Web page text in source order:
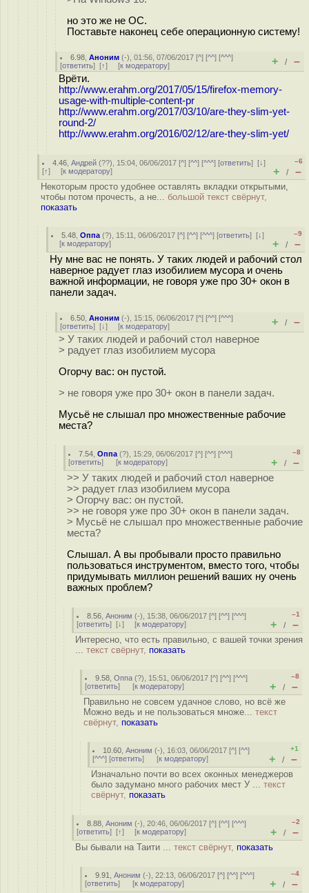
но это же не ОС.
Поставьте наконец себе операционную систему!
6.98 ,Аноним (-), 01:56, 07/06/2017 [^] [^^] [^^^]
[ответить] [↑] [к модератору] + / –
Врёти.
http://www.erahm.org/2017/05/15/firefox-memory-
usage-with-multiple-content-pr
http://www.erahm.org/2017/03/10/are-they-slim-yet-
round-2/
http://www.erahm.org/2016/02/12/are-they-slim-yet/
4.46 ,Андрей (??), 15:04, 06/06/2017 [^] [^^] [^^^] [ответить][↓]
[↑] [к модератору]
–6
+ / –
Некоторым просто удобнее оставлять вкладки открытыми,
чтобы потом прочесть, а не... большой текст свёрнут,
показать
5.48 ,Оппа (?), 15:11, 06/06/2017 [^] [^^] [^^^] [ответить][↓]
[к модератору]
–9
+ / –
Ну мне вас не понять. У таких людей и рабочий стол
наверное радует глаз изобилием мусора и очень
важной информации, не говоря уже про 30+ окон в
панели задач.
6.50 ,Аноним (-), 15:15, 06/06/2017 [^] [^^] [^^^]
[ответить] [↓] [к модератору] + / –
> У таких людей и рабочий стол наверное
> радует глаз изобилием мусора
Огорчу вас: он пустой.
> не говоря уже про 30+ окон в панели задач.
Мусьё не слышал про множественные рабочие
места?
7.54 ,Оппа (?), 15:29, 06/06/2017 [^] [^^] [^^^]
[ответить] [к модератору]
–8
+ / –
>> У таких людей и рабочий стол наверное
>> радует глаз изобилием мусора
> Огорчу вас: он пустой.
>> не говоря уже про 30+ окон в панели задач.
> Мусьё не слышал про множественные рабочие
места?
Слышал. А вы пробывали просто правильно
пользоваться инструментом, вместо того, чтобы
придумывать миллион решений ваших ну очень
важных проблем?
8.56 ,Аноним (-), 15:38, 06/06/2017 [^] [^^] [^^^]
[ответить] [↓] [к модератору]
–1
+ / –
Интересно, что есть правильно, с вашей точки зрения
... текст свёрнут, показать
9.58 ,Оппа (?), 15:51, 06/06/2017 [^] [^^] [^^^]
[ответить] [к модератору]
–8
+ / –
Правильно не совсем удачное слово, но всё же
Можно ведь и не пользоваться множе... текст
свёрнут, показать
10.60 ,Аноним (-), 16:03, 06/06/2017 [^] [^^]
[^^^] [ответить] [к модератору]
+1
+ / –
Изначально почти во всех оконных менеджеров
было задумано много рабочих мест У ... текст
свёрнут, показать
8.88 ,Аноним (-), 20:46, 06/06/2017 [^] [^^] [^^^]
[ответить] [↑] [к модератору]
–2
+ / –
Вы бывали на Таити ... текст свёрнут, показать
9.91 ,Аноним (-), 22:13, 06/06/2017 [^] [^^] [^^^]
[ответить] [к модератору]
–4
+ / –